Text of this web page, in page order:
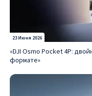
23 Июня 2026
«DJI Osmo Pocket 4P:
формате»